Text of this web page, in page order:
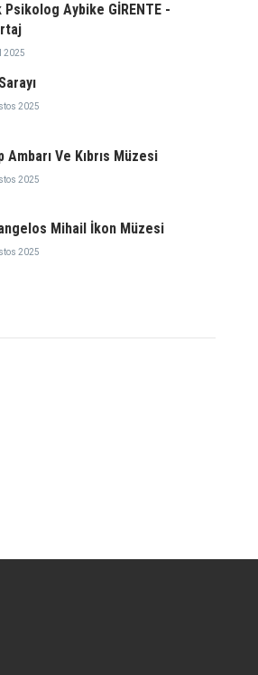
Psikolog Aybike GİRENTE -
2025
2025
Ambarı Ve Kıbrıs Müzesi
2025
Mihail İkon Müzesi
2025